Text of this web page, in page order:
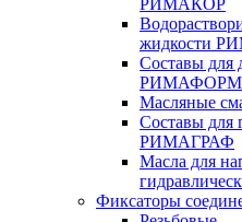
РИМАКОР
жидкости
Составы для
РИМАФОРМ
Масляные
Составы для
РИМАГРАФ
Масла для
Фиксаторы